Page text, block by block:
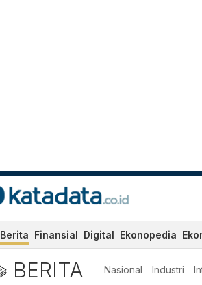
Berita Finansial Digital Ekonopedia
BERITA Nasional Industri